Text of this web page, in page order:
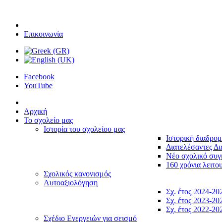
Επικοινωνία
Facebook
YouTube
Αρχική
Το σχολείο μας
Ιστορία του σχολείου μας
Ιστορική
Διατελέσαντες
Νέο σχολικό
160 χρόνια
Σχολικός κανονισμός
Αυτοαξιολόγηση
Σχ. έτος 2024-
Σχ. έτος 2023-
Σχ. έτος 2022-
Σχέδιο Ενεργειών για σεισμό